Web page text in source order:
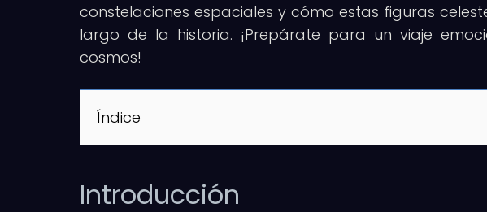
constelaciones espaciales y cómo estas figuras
largo de la historia. ¡Prepárate para un viaje
cosmos!
Índice
Introducción